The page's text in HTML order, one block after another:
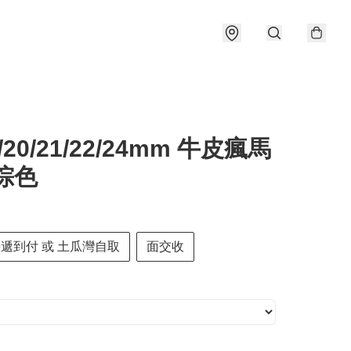
21/22/24mm 牛皮瘋馬
色
到付 或 土瓜灣自取 面交收